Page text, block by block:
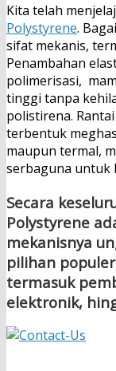
Kita telah
Polystyrene.
sifat mekanis,
Penambahan
polimerisasi,
tinggi tanpa
polistirena.
terbentuk
maupun termal,
serbaguna untuk
Secara
Polystyrene
mekanisnya
pilihan
termasuk
elektronik,